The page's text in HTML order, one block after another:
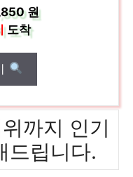
원
도착
까지 인기
드립니다.